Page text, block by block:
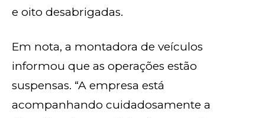
e oito desabrigadas.
Em nota, a montadora de veículos
informou que as operações estão
suspensas. “A empresa está
acompanhando cuidadosamente a